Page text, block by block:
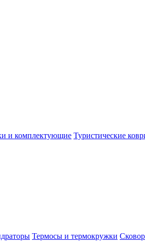
и комплектующие Туристические
Термосы и термокружки